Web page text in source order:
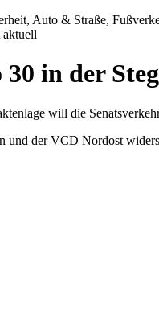
Auto & Straße,
30 in der
will die
und der VCD Nordost